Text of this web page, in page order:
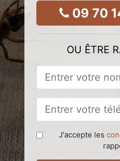
09 70
OU ÊTRE
J'accepte les